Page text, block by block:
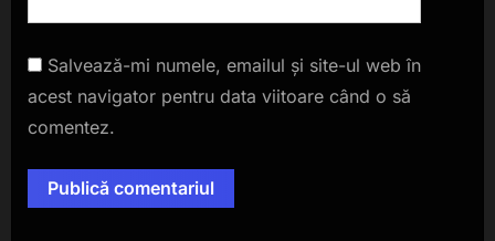
Salvează-mi numele, emailul și site-ul web în
acest navigator pentru data viitoare când o să
comentez.